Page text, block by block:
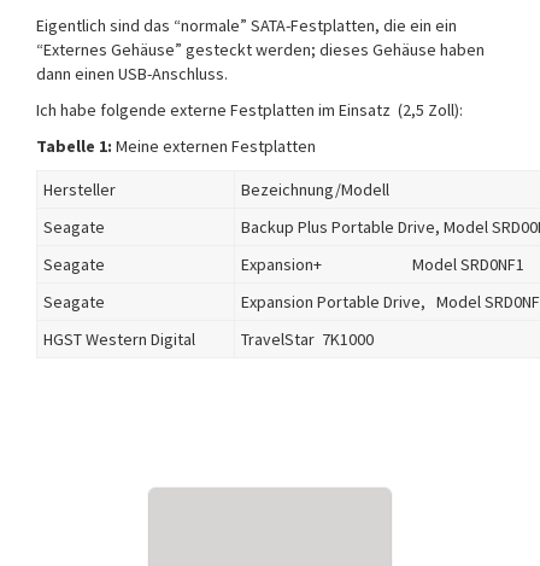
Eigentlich sind das “normale” SATA-Festplatten, die ein ein
“Externes Gehäuse” gesteckt werden; dieses Gehäuse haben
dann einen USB-Anschluss.
Ich habe folgende externe Festplatten im Einsatz (2,5 Zoll):
Tabelle 1: Meine externen Festplatten
Hersteller
Bezeichnung/Modell
Seagate
Backup Plus Portable Drive, Model
Seagate
Expansion+ Model SRD0NF1
Seagate
Expansion Portable Drive, Model
HGST Western Digital
TravelStar 7K1000